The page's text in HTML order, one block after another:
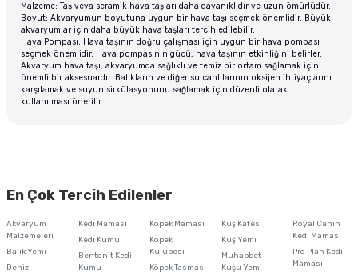
Malzeme: Taş veya seramik hava taşları daha dayanıklıdır ve uzun ömürlüdür.
Boyut: Akvaryumun boyutuna uygun bir hava taşı seçmek önemlidir. Büyük
akvaryumlar için daha büyük hava taşları tercih edilebilir.
Hava Pompası: Hava taşının doğru çalışması için uygun bir hava pompası
seçmek önemlidir. Hava pompasının gücü, hava taşının etkinliğini belirler.
Akvaryum hava taşı, akvaryumda sağlıklı ve temiz bir ortam sağlamak için
önemli bir aksesuardır. Balıkların ve diğer su canlılarının oksijen ihtiyaçlarını
karşılamak ve suyun sirkülasyonunu sağlamak için düzenli olarak
kullanılması önerilir.
En Çok Tercih Edilenler
Akvaryum
Malzemeleri
Balık Yemi
Deniz
Kedi Maması
Kedi Kumu
Bentonit Kedi
Kumu
Köpek Maması
Köpek
Kulübesi
Köpek Tasması
Kuş Kafesi
Kuş Yemi
Muhabbet
Kuşu Yemi
Royal Canin
Kedi Maması
Pro Plan Kedi
Maması